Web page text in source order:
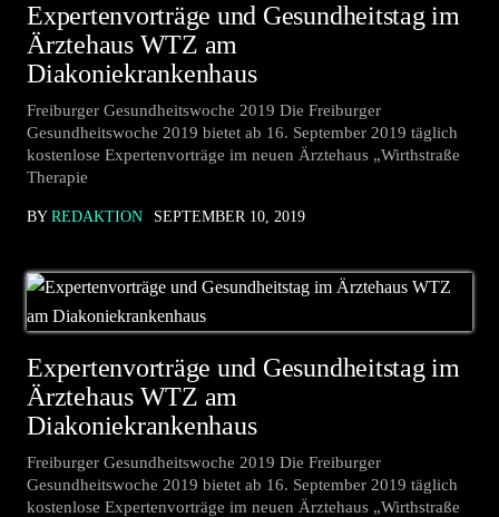
Expertenvorträge und Gesundheitstag im
Ärztehaus WTZ am
Diakoniekrankenhaus
Freiburger Gesundheitswoche 2019 Die Freiburger
Gesundheitswoche 2019 bietet ab 16. September 2019 täglich
kostenlose Expertenvorträge im neuen Ärztehaus „Wirthstraße
Therapie
BY REDAKTION SEPTEMBER 10, 2019
Expertenvorträge und Gesundheitstag im
Ärztehaus WTZ am
Diakoniekrankenhaus
Freiburger Gesundheitswoche 2019 Die Freiburger
Gesundheitswoche 2019 bietet ab 16. September 2019 täglich
kostenlose Expertenvorträge im neuen Ärztehaus „Wirthstraße